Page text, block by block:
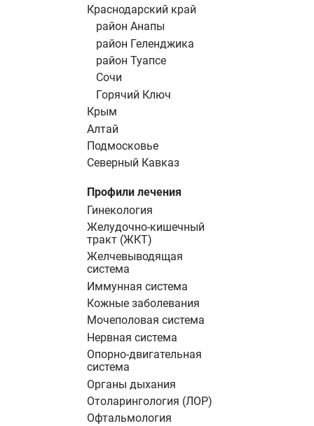
Краснодарский край
район Анапы
район Геленджика
район Туапсе
Сочи
Горячий Ключ
Крым
Алтай
Подмосковье
Северный Кавказ
Профили лечения
Гинекология
Желудочно-кишечный
тракт (ЖКТ)
Желчевыводящая
система
Иммунная система
Кожные заболевания
Мочеполовая система
Нервная система
Опорно-двигательная
система
Органы дыхания
Отоларингология (ЛОР)
Офтальмология